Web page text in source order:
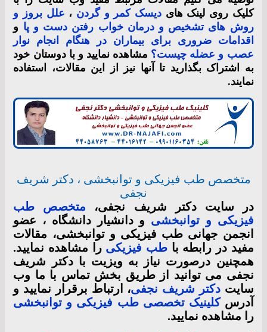
کلیک روی لینک هایدیسک کمر و گردن ، علل بروز و
روش های تشخیص و درمان خواب رفتن دست و پا و
اقدامات ضروری برای بیماران در هنگام انجام نوار
عصب و عضله چیست؟ مشاهده نمایید و با دوستان خود
به اشتراک بگذارید تا آنها نیز از این مقالات، استفاده
نمایند.
متخصص طب فیزیکی و توانبخشی ، دکتر شریف
نجفی
در سایت دکتر شریف نجفی، متخصص طب
فیزیکی و توانبخشی و دانشیار دانشگاه ، عضو
انجمن جهانی طب فیزیکی و توانبخشی، مقالات
مفید در رابطه با طب فیزیکی را مشاهده نمایید.
همچنین درصورت نیاز به ویزیت با دکتر شریف
نجفی می توانید از طریق بخش تماس با ما وب
سایتدکتر شریف نجفی، ارتباط برقرار نمایید و
آدرسکلینیک تخصصی طب فیزیکی و توانبخشی
را مشاهده نمایید.